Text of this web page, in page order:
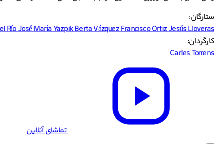
ستارگان:
RíoJosé María YazpikBerta VázquezFrancisco OrtizJesús Lloveras
کارگردان:
Carles Torrens
تماشای آنلاین